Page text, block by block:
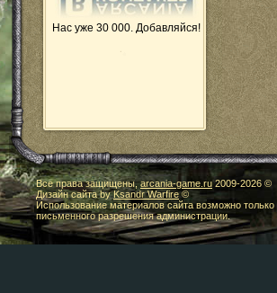
Нас уже 30 000. Добавляйся!
Все права защищены,arcania-game.ru2009-2026 ©
Дизайн сайта byKsandr Warfire©
Использование материалов сайта возможно только
письменного разрешения администрации.